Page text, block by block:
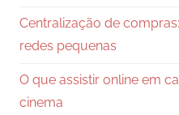
Centralização de
redes pequenas
O que assistir online em
cinema